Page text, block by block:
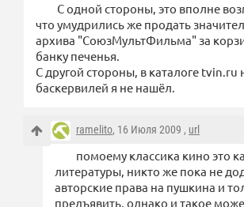
С одной стороны, это вполне
что умудрились же продать
архива "СоюзМультФильма" за
банку печенья.
С другой стороны, в каталоге tvin.ru
баскервилей я не нашёл.
ramelito, 16 Июля 2009 , url
помоему классика кино это
литературы, никто же пока не
авторские права на пушкина и
предъявить, однако и такое